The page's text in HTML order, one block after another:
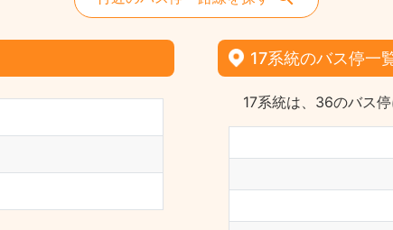
17系統のバス停一
17系統は、36のバス停